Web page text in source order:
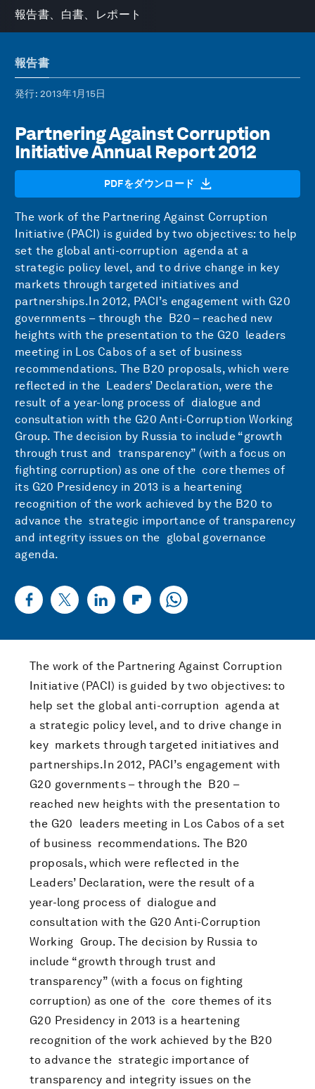
報告書、白書、レポート
報告書
発行: 2013年1月15日
Partnering Against Corruption
Initiative Annual Report 2012
PDFをダウンロード
The work of the Partnering Against Corruption
Initiative (PACI) is guided by two objectives: to help
set the global anti-corruption agenda at a
strategic policy level, and to drive change in key
markets through targeted initiatives and
partnerships.In 2012, PACI’s engagement with G20
governments – through the B20 – reached new
heights with the presentation to the G20 leaders
meeting in Los Cabos of a set of business
recommendations. The B20 proposals, which were
reflected in the Leaders’ Declaration, were the
result of a year-long process of dialogue and
consultation with the G20 Anti-Corruption Working
Group. The decision by Russia to include “growth
through trust and transparency” (with a focus on
fighting corruption) as one of the core themes of
its G20 Presidency in 2013 is a heartening
recognition of the work achieved by the B20 to
advance the strategic importance of transparency
and integrity issues on the global governance
agenda.
The work of the Partnering Against Corruption
Initiative (PACI) is guided by two objectives: to
help set the global anti-corruption agenda at
a strategic policy level, and to drive change in
key markets through targeted initiatives and
partnerships.In 2012, PACI’s engagement with
G20 governments – through the B20 –
reached new heights with the presentation to
the G20 leaders meeting in Los Cabos of a set
of business recommendations. The B20
proposals, which were reflected in the
Leaders’ Declaration, were the result of a
year-long process of dialogue and
consultation with the G20 Anti-Corruption
Working Group. The decision by Russia to
include “growth through trust and
transparency” (with a focus on fighting
corruption) as one of the core themes of its
G20 Presidency in 2013 is a heartening
recognition of the work achieved by the B20
to advance the strategic importance of
transparency and integrity issues on the